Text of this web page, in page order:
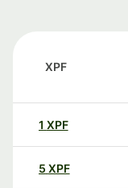
XPF
1 XPF
5 XPF